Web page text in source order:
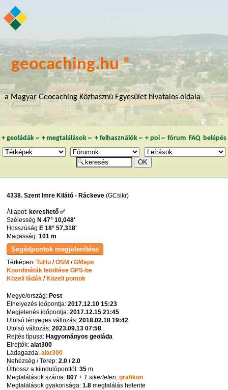
geocaching.hu ®
a Magyar Geocaching Közhasznú Egyesület hivatalos oldala
+ geoládák~ +megtalálások ~ + felhasználók~ + poi~ fórum FAQ belépés
4338. Szent Imre Kilátó - Ráckeve (GCsikr)
Állapot:kereshető ✅
SzélességN 47° 10,048'
HosszúságE 18° 57,318'
Magasság:101 m
Térképen:TuHu /OSM /GMaps
Koordináták letöltése GPS-be
Közeli ládák / Közeli pontok
Megye/ország: Pest
Elhelyezés időpontja:2017.12.10 15:23
Megjelenés időpontja:2017.12.15 21:45
Utolsó lényeges változás:2018.02.18 19:42
Utolsó változás:2023.09.13 07:58
Rejtés típusa: Hagyományos geoláda
Elrejtők:alat300
Ládagazda:alat300
Nehézség / Terep:2.0 / 2.0
Úthossz a kiindulóponttól:35 m
Megtalálások száma:807 + 1 sikertelen,grafikon
Megtalálások gyakorisága:1.8 megtalálás hetente